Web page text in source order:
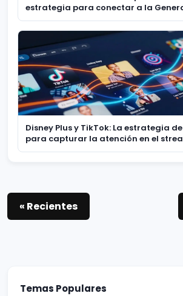
estrategia para conectar a la
experiencias reales
Disney Plus y TikTok: La estrategia
para capturar la atención en el
« Recientes
Temas Populares